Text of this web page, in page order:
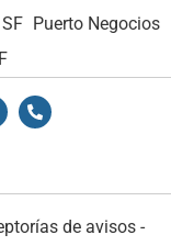
Puerto Negocios
de avisos -